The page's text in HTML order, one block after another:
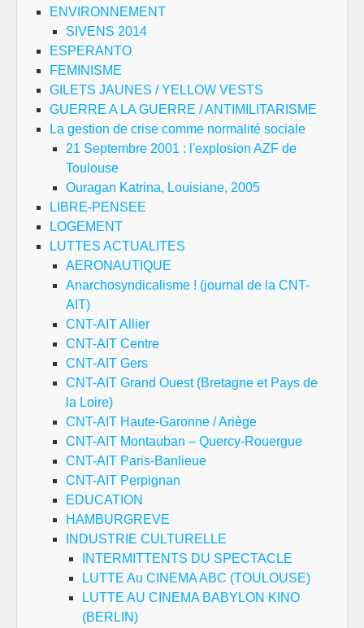
ENVIRONNEMENT
SIVENS 2014
ESPERANTO
FEMINISME
GILETS JAUNES / YELLOW VESTS
GUERRE A LA GUERRE / ANTIMILITARISME
La gestion de crise comme normalité sociale
21 Septembre 2001 : l'explosion AZF de
Toulouse
Ouragan Katrina, Louisiane, 2005
LIBRE-PENSEE
LOGEMENT
LUTTES ACTUALITES
AERONAUTIQUE
Anarchosyndicalisme ! (journal de la CNT-
AIT)
CNT-AIT Allier
CNT-AIT Centre
CNT-AIT Gers
CNT-AIT Grand Ouest (Bretagne et Pays de
la Loire)
CNT-AIT Haute-Garonne / Ariège
CNT-AIT Montauban – Quercy-Rouergue
CNT-AIT Paris-Banlieue
CNT-AIT Perpignan
EDUCATION
HAMBURGREVE
INDUSTRIE CULTURELLE
INTERMITTENTS DU SPECTACLE
LUTTE Au CINEMA ABC (TOULOUSE)
LUTTE AU CINEMA BABYLON KINO
(BERLIN)